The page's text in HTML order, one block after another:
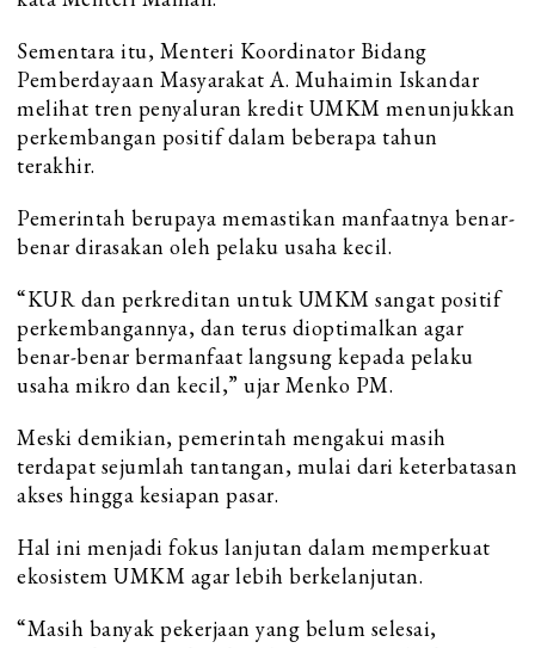
Sementara itu, Menteri Koordinator Bidang
Pemberdayaan Masyarakat A. Muhaimin Iskandar
melihat tren penyaluran kredit UMKM menunjukkan
perkembangan positif dalam beberapa tahun
terakhir.
Pemerintah berupaya memastikan manfaatnya benar-
benar dirasakan oleh pelaku usaha kecil.
“KUR dan perkreditan untuk UMKM sangat positif
perkembangannya, dan terus dioptimalkan agar
benar-benar bermanfaat langsung kepada pelaku
usaha mikro dan kecil,” ujar Menko PM.
Meski demikian, pemerintah mengakui masih
terdapat sejumlah tantangan, mulai dari keterbatasan
akses hingga kesiapan pasar.
Hal ini menjadi fokus lanjutan dalam memperkuat
ekosistem UMKM agar lebih berkelanjutan.
“Masih banyak pekerjaan yang belum selesai,